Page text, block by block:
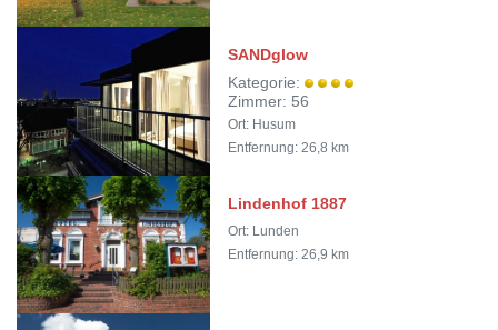
SANDglow
Kategorie:
Zimmer: 56
Ort: Husum
Entfernung: 26,8 km
Lindenhof 1887
Ort: Lunden
Entfernung: 26,9 km